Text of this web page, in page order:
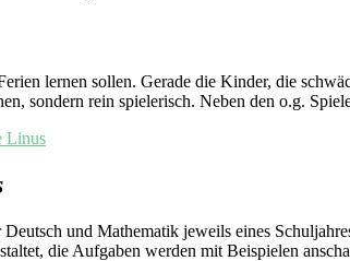
lernen sollen. Gerade die Kinder, die
sondern rein spielerisch. Neben den o.g.
und Mathematik jeweils eines
die Aufgaben werden mit Beispielen